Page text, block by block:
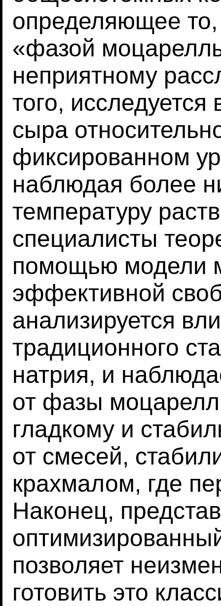
определяющее
«фазой
неприятному
того,
сыра
фиксированном
наблюдая более
температуру
специалисты
помощью модели
эффективной
анализируется
традиционного
натрия, и
от фазы
гладкому и
от смесей,
крахмалом, где
Наконец,
позволяет
готовить это